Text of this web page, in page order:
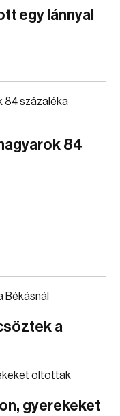
egy lánnyal
84
a
gyerekeket